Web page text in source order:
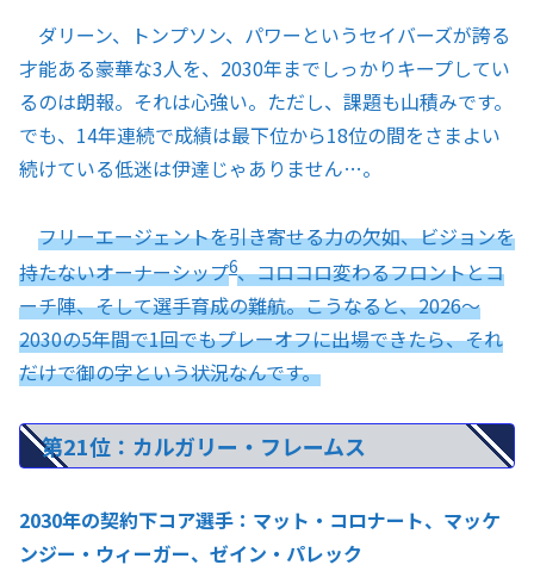
ダリーン、トンプソン、パワーというセイバーズが誇る
才能ある豪華な3人を、2030年までしっかりキープしてい
るのは朗報。それは心強い。ただし、課題も山積みです。
でも、14年連続で成績は最下位から18位の間をさまよい
続けている低迷は伊達じゃありません…。
フリーエージェントを引き寄せる力の欠如、ビジョンを
持たないオーナーシップ6、コロコロ変わるフロントとコ
ーチ陣、そして選手育成の難航。こうなると、2026〜
2030の5年間で1回でもプレーオフに出場できたら、それ
だけで御の字という状況なんです。
第21位：カルガリー・フレームス
2030年の契約下コア選手：マット・コロナート、マッケ
ンジー・ウィーガー、ゼイン・パレック